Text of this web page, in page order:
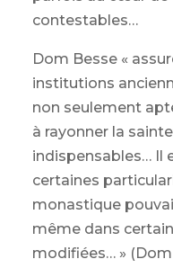
contestables…
Dom Besse «
institutions
non seulement
à rayonner la
indispensables… Il
certaines
monastique
même dans
modifiées… »